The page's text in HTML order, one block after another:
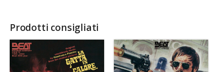
Prodotti consigliati